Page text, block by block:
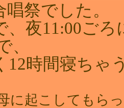
唱祭でした。
、夜11:00ご
、
12時間寝ちゃ
に起こしてもら